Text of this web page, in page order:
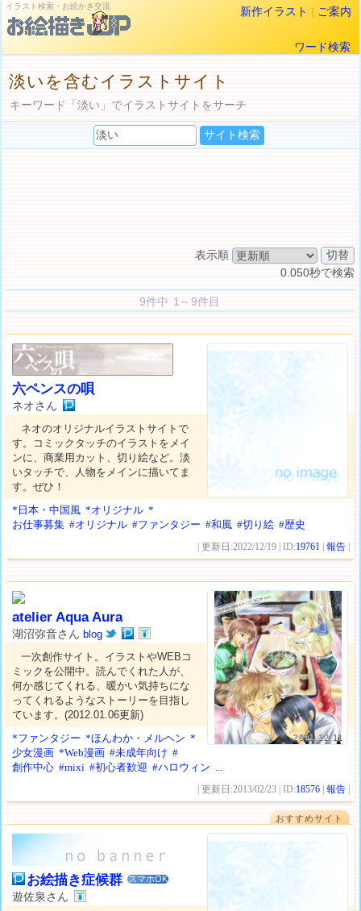
イラスト検索・お絵かき交流 新作イラスト | ご案内
ワード検索
淡いを含むイラストサイト
キーワード「淡い」でイラストサイトをサーチ
表示順
0.050秒で検索
9件中 1～9件目
六ペンスの唄
ネオさん
ネオのオリジナルイラストサイトで
す。コミックタッチのイラストをメイ
ンに、商業用カット、切り絵など。淡
いタッチで、人物をメインに描いてま
す。ぜひ！
*日本・中国風 *オリジナル *
お仕事募集 #オリジナル #ファンタジー #和風 #切り絵 #歴史
| 更新日:2022/12/19 | ID:19761 |報告
2011.12.11
atelier Aqua Aura
湖沼弥音さんblog
一次創作サイト。イラストやWEBコ
ミックを公開中。読んでくれた人が、
何か感じてくれる、暖かい気持ちにな
ってくれるようなストーリーを目指し
ています。(2012.01.06更新)
*ファンタジー *ほんわか・メルヘン *
少女漫画 *Web漫画 #未成年向け #
創作中心 #mixi #初心者歓迎 #ハロウィン ...
| 更新日:2013/02/23 | ID:18576 |報告
おすすめサイト
お絵描き症候群 スマホOK
遊佐泉さん